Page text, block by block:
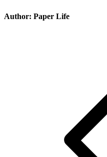
Author: Paper Life